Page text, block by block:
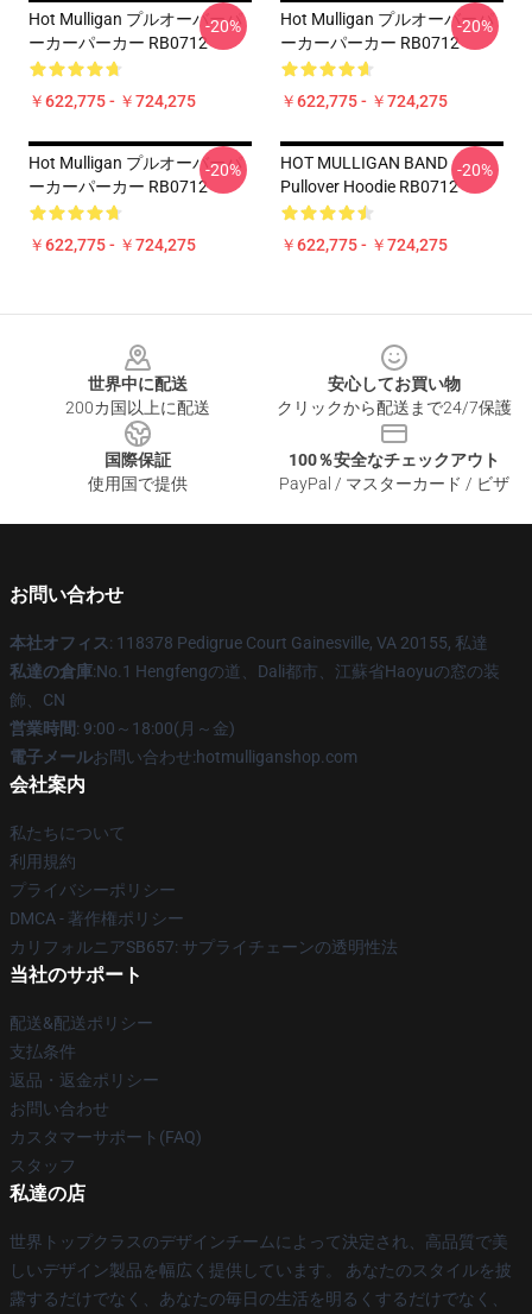
Hot Mulligan プルオーバーパ
ーカーパーカー RB0712
￥622,775 - ￥724,275
-20%
Hot Mulligan プルオーバーパ
ーカーパーカー RB0712
￥622,775 - ￥724,275
-20%
Hot Mulligan プルオーバーパ
ーカーパーカー RB0712
￥622,775 - ￥724,275
-20%
HOT MULLIGAN BAND
Pullover Hoodie RB0712
￥622,775 - ￥724,275
-20%
世界中に配送
200カ国以上に配送
安心してお買い物
クリックから配送まで24/7保護
国際保証
使用国で提供
100％安全なチェックアウト
PayPal / マスターカード / ビザ
お問い合わせ
本社オフィス: 118378 Pedigrue Court Gainesville, VA 20155, 私達
私達の倉庫:No.1 Hengfengの道、Dali都市、江蘇省Haoyuの窓の装
飾、CN
営業時間: 9:00～18:00(月～金)
電子メールお問い合わせ:hotmulliganshop.com
会社案内
私たちについて
利用規約
プライバシーポリシー
DMCA - 著作権ポリシー
カリフォルニアSB657: サプライチェーンの透明性法
当社のサポート
配送&配送ポリシー
支払条件
返品・返金ポリシー
お問い合わせ
カスタマーサポート(FAQ)
スタッフ
私達の店
世界トップクラスのデザインチームによって決定され、高品質で美
しいデザイン製品を幅広く提供しています。 あなたのスタイルを披
露するだけでなく、あなたの毎日の生活を明るくするだけでなく、